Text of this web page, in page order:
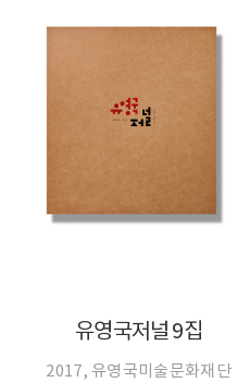
유영국저널 9집
2017, 유영국미술문화재단